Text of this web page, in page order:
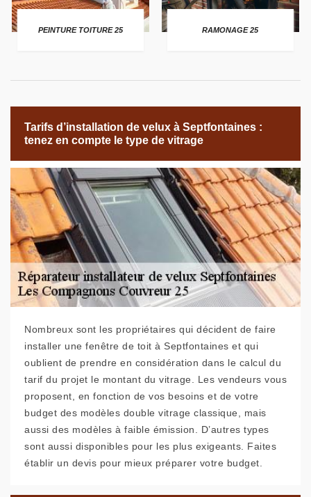
PEINTURE TOITURE 25 RAMONAGE 25
Tarifs d’installation de velux à Septfontaines :
tenez en compte le type de vitrage
Nombreux sont les propriétaires qui décident de faire
installer une fenêtre de toit à Septfontaines et qui
oublient de prendre en considération dans le calcul du
tarif du projet le montant du vitrage. Les vendeurs vous
proposent, en fonction de vos besoins et de votre
budget des modèles double vitrage classique, mais
aussi des modèles à faible émission. D’autres types
sont aussi disponibles pour les plus exigeants. Faites
établir un devis pour mieux préparer votre budget.